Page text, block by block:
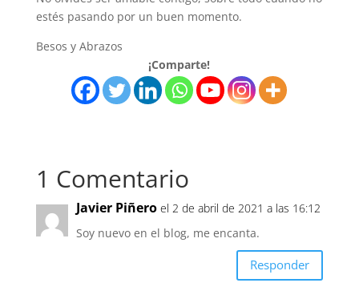
estés pasando por un buen momento.
Besos y Abrazos
¡Comparte!
1 Comentario
Javier Piñero el 2 de abril de 2021 a las 16:12
Soy nuevo en el blog, me encanta.
Responder